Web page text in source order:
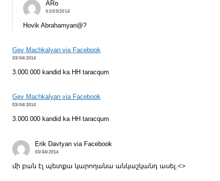
ARօ
01/05/2014
Hovik Abrahamyan@?
Gev Machkalyan via Facebook
03/04/2014
3.000.000 kandid ka HH taracqum
Gev Machkalyan via Facebook
03/04/2014
3.000.000 kandid ka HH taracqum
Erik Davtyan via Facebook
03/04/2014
մի բան էլ պետքա կարողանա անկաշկանդ ասել.<>